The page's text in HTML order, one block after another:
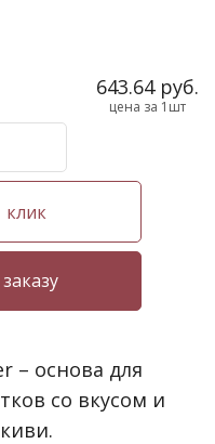
643.64 руб.
цена за 1шт
клик
– основа для
со вкусом и